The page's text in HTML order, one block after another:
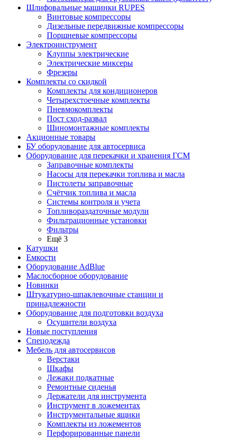
Шлифовальные машинки RUPES
Винтовые компрессоры
Дизельные передвижные компрессоры
Поршневые компрессоры
Электроинструмент
Клуппы электрические
Электрические миксеры
Фрезеры
Комплекты со скидкой
Комплекты для кондиционеров
Четырехстоечные комплекты
Пневмокомплекты
Пост сход-развал
Шиномонтажные комплекты
Акционные товары
БУ оборудование для автосервиса
Оборудование для перекачки и хранения ГСМ
Заправочные комплекты
Насосы для перекачки топлива и масла
Пистолеты заправочные
Счётчик топлива и масла
Системы контроля и учета
Топливораздаточные модули
Фильтрационные установки
Фильтры
Ещё 3
Катушки
Емкости
Оборудование AdBlue
Маслосборное оборудование
Новинки
Штукатурно-шпаклевочные станции и
принадлежности
Оборудование для подготовки воздуха
Осушители воздуха
Новые поступления
Спецодежда
Мебель для автосервисов
Верстаки
Шкафы
Лежаки подкатные
Ремонтные сиденья
Держатели для инструмента
Инструмент в ложементах
Инструментальные ящики
Комплекты из ложементов
Перфорированные панели